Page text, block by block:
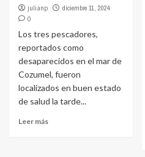
julianp
diciembre 11, 2024
0
Los tres pescadores,
reportados como
desaparecidos en el mar de
Cozumel, fueron
localizados en buen estado
de salud la tarde...
Leer más